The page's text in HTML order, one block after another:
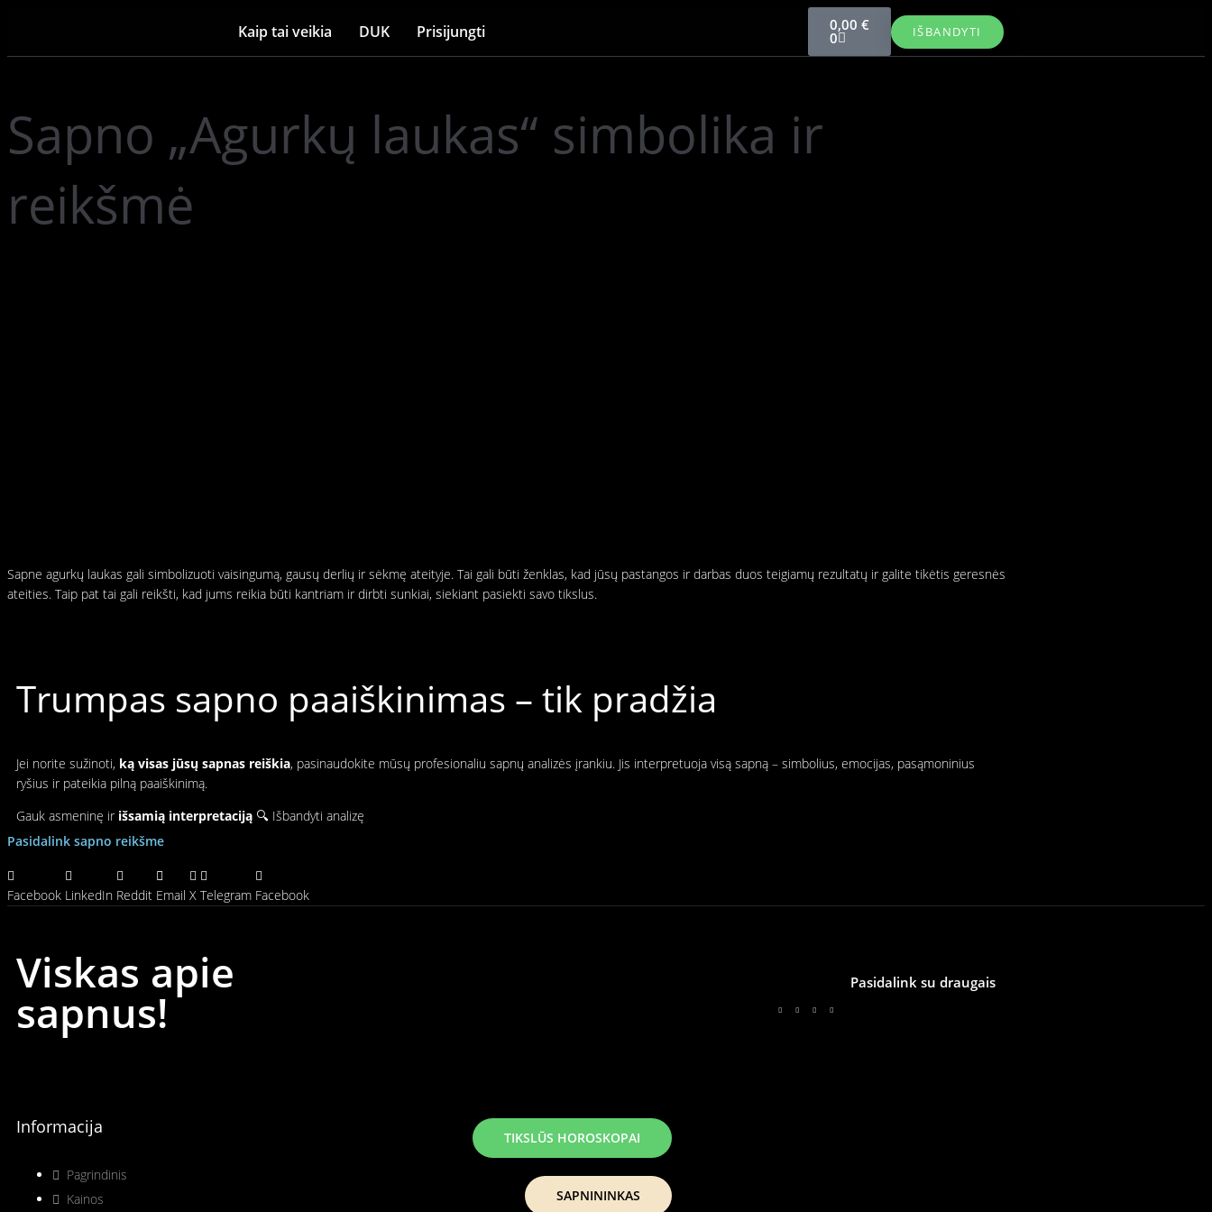
Kaip tai veikia DUK Prisijungti 0,00 €
0 IŠBANDYTI
Sapno „Agurkų laukas“ simbolika ir
reikšmė
Sapne agurkų laukas gali simbolizuoti vaisingumą, gausų derlių ir sėkmę ateityje. Tai gali būti ženklas, kad jūsų pastangos ir darbas duos teigiamų rezultatų ir galite tikėtis geresnės
ateities. Taip pat tai gali reikšti, kad jums reikia būti kantriam ir dirbti sunkiai, siekiant pasiekti savo tikslus.
Trumpas sapno paaiškinimas – tik pradžia
Jei norite sužinoti, ką visas jūsų sapnas reiškia, pasinaudokite mūsų profesionaliu sapnų analizės įrankiu. Jis interpretuoja visą sapną – simbolius, emocijas, pasąmoninius
ryšius ir pateikia pilną paaiškinimą.
Gauk asmeninę ir išsamią interpretaciją 🔍 Išbandyti analizę
Pasidalink sapno reikšme
Facebook LinkedIn Reddit Email X Telegram Facebook
Viskas apie
sapnus!
Pasidalink su draugais
Informacija
Pagrindinis
Kainos
TIKSLŪS HOROSKOPAI
SAPNININKAS